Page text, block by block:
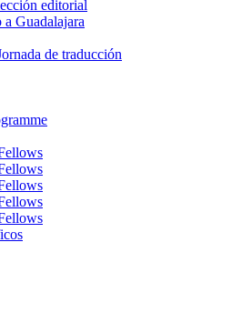
editorial
Guadalajara
de traducción